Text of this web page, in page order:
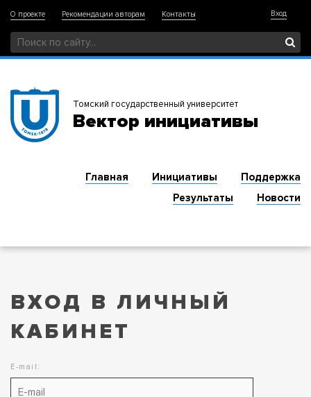
О проекте Рекомендации авторам Контакты Вход
Томский государственный университет
Вектор инициативы
Главная Инициативы
Поддержка
Результаты
Новости
ВХОД В ЛИЧНЫЙ
КАБИНЕТ
E-mail: